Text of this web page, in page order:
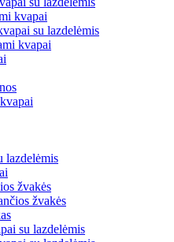
kvapai
su lazdelėmis
kvapai
lazdelėmis
žvakės
žvakės
su lazdelėmis